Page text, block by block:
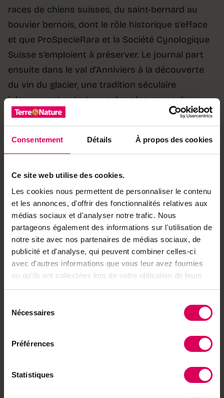
Consentement Détails À propos des cookies
Ce site web utilise des cookies.
Les cookies nous permettent de personnaliser le contenu
et les annonces, d'offrir des fonctionnalités relatives aux
médias sociaux et d'analyser notre trafic. Nous
partageons également des informations sur l'utilisation de
notre site avec nos partenaires de médias sociaux, de
publicité et d'analyse, qui peuvent combiner celles-ci
avec d'autres informations que vous leur avez fournies
ou qu'ils ont collectées lors de votre utilisation de leurs
services.
Nécessaires
Préférences
Statistiques
races de chiens suisses, du saint-bernard au
bouvier bernois, dont le rôle historique s’efface
et que ProSpecieRara et la Société Cynologique
Suisse s’emploient à préserver. Le journal part
ensuite dans le val d’Anniviers à la découverte
du vin du glacier, une tradition séculaire
jalousement entretenue dans les caves de
Grimentz. À Genève, un entomologiste, un
musicien et un chercheur enregistrent les
chants des insectes pour en faire un album
portrait est consacré à Steve Vuignier,
herboriste valaisan malvoyant qui cultive des
plantes adaptogènes en montagne. Le numéro
explore aussi l’essor des plantes indigènes dans
les jardineries, célèbre l’installation du guêpier
d’Europe sous nos latitudes, met à l’honneur les
bénévoles engagés pour l’environnement et suit
la fabrication de yogourts au moka dans une
Bonne lecture!